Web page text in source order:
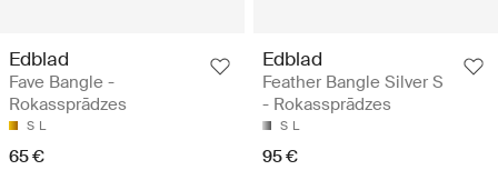
Edblad
Fave Bangle -
Rokassprādzes
S L
65 €
Edblad
Feather Bangle Silver S
- Rokassprādzes
S L
95 €